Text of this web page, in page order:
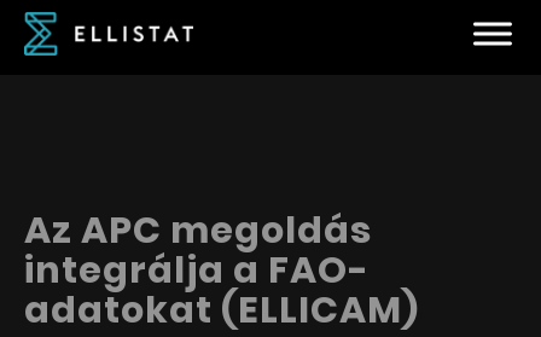
Az APC megoldás
integrálja a FAO-
adatokat (ELLICAM)